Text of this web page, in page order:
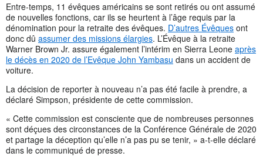
Entre-temps, 11 évêques américains se sont retirés ou ont assumé
de nouvelles fonctions, car ils se heurtent à l’âge requis par la
dénomination pour la retraite des évêques. D’autres Évêques ont
donc dû assumer des missions élargies. L’Évêque à la retraite
Warner Brown Jr. assure également l’intérim en Sierra Leone après
le décès en 2020 de l’Evêque John Yambasu dans un accident de
voiture.
La décision de reporter à nouveau n’a pas été facile à prendre, a
déclaré Simpson, présidente de cette commission.
« Cette commission est consciente que de nombreuses personnes
sont déçues des circonstances de la Conférence Générale de 2020
et partage la déception qu’elle n’a pas pu se tenir, » a-t-elle déclaré
dans le communiqué de presse.